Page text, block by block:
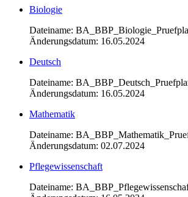
Biologie
Dateiname:
Änderungsdatum: 16.05.2024
Deutsch
Dateiname:
Änderungsdatum: 16.05.2024
Mathematik
Dateiname:
Änderungsdatum: 02.07.2024
Pflegewissenschaft
Dateiname: